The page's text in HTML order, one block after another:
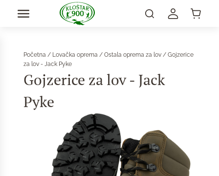
Početna / Lovačka oprema / Ostala oprema za lov / Gojzerice
za lov - Jack Pyke
Gojzerice za lov - Jack
Pyke